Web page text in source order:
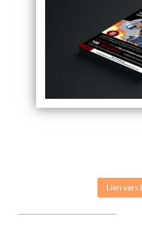
Lien vers